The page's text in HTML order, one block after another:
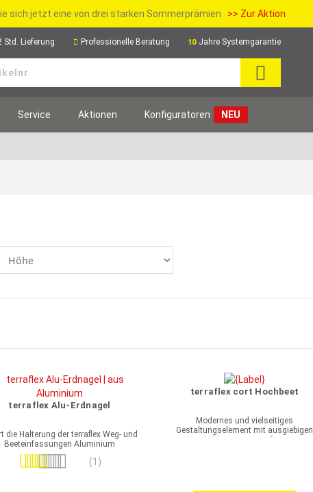
sich jetzt eine von drei starken Sommerprämien >> Zur Aktion
Std. Lieferung Professionelle Beratung 10 Jahre Systemgarantie
Service Aktionen Konfiguratoren NEU
terraflex Alu-Erdnagel
die Halterung der terraflex Weg- und
Beeteinfassungen Aluminium
Bewertung:
(1)
terraflex cort Hochbeet
Modernes und vielseitiges
Gestaltungselement mit ausgiebigen